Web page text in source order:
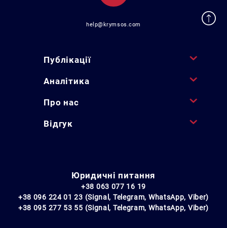
help@krymsos.com
Публікації
Аналітика
Про нас
Відгук
Юридичні питання
+38 063 077 16 19
+38 096 224 01 23 (Signal, Telegram, WhatsApp, Viber)
+38 095 277 53 55 (Signal, Telegram, WhatsApp, Viber)